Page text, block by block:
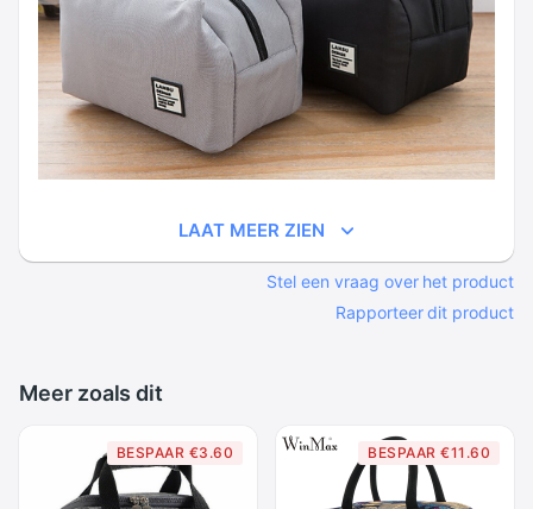
LAAT MEER ZIEN
Stel een vraag over het product
Rapporteer dit product
Meer zoals dit
BESPAAR €3.60 BESPAAR €11.60